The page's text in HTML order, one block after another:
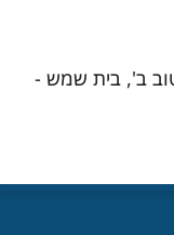
טוב ב', בית שמש -